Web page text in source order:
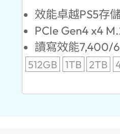
效能卓越PS5存
PCIe Gen4 x4
讀寫效能7,400/
512GB 1TB 2TB